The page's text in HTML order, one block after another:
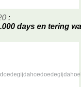
:
days en tering